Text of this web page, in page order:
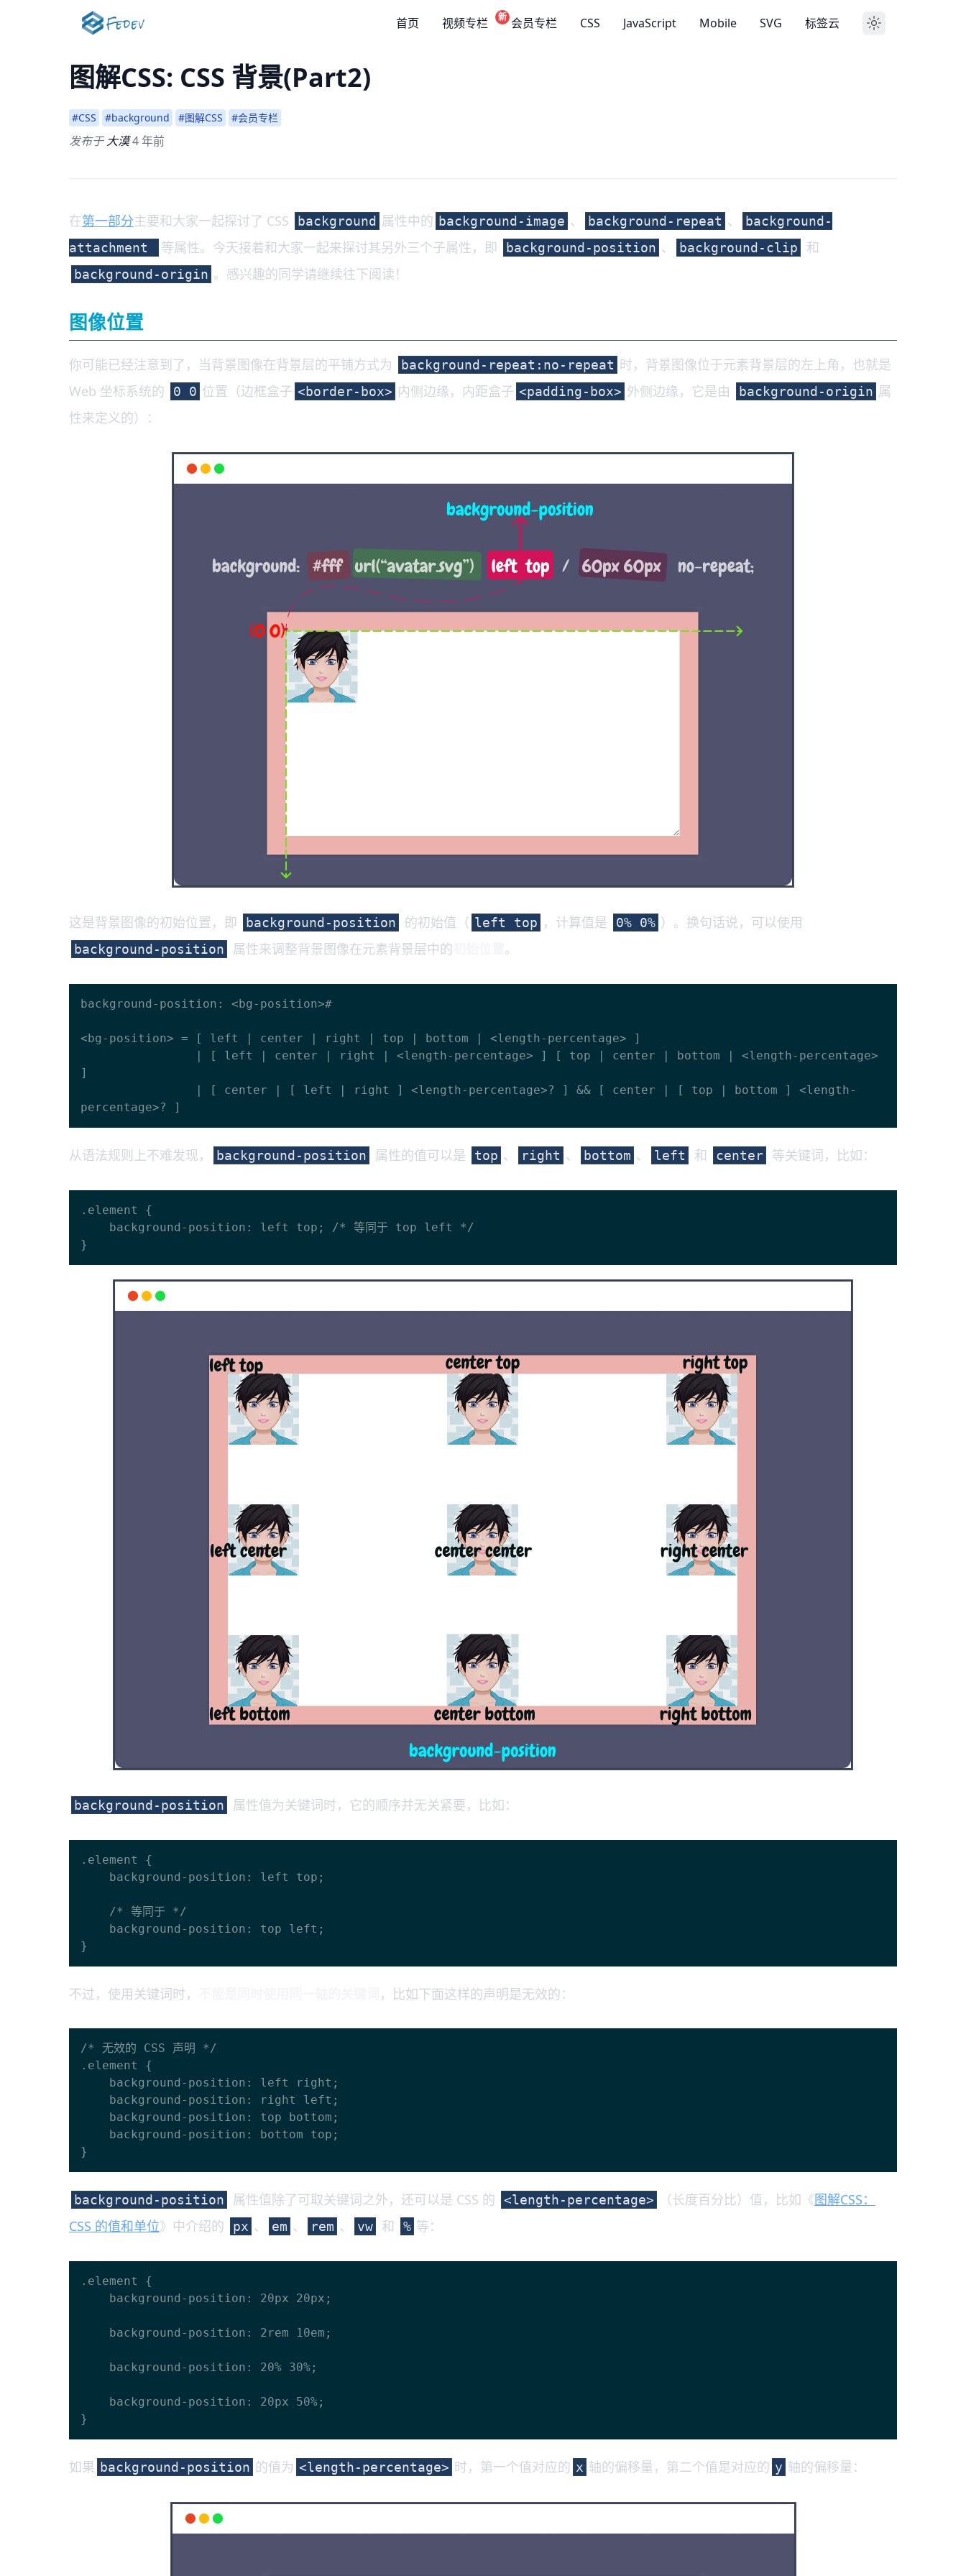
首页 视频专栏 新 会员专栏 CSS JavaScript Mobile SVG 标签云
图解CSS: CSS 背景(Part2)
#CSS #background #图解CSS #会员专栏
发布于大漠4 年前
在第一部分主要和大家一起探讨了 CSS background 属性中的 background-image 、 background-repeat 、
background-
attachment
等属性。今天接着和大家一起来探讨其另外三个子属性，即 background-position 、 background-clip 和
background-origin 。感兴趣的同学请继续往下阅读！
图像位置
你可能已经注意到了，当背景图像在背景层的平铺方式为 background-repeat:no-repeat 时，背景图像位于元素背景层的左上角，也就是
Web 坐标系统的
0 0 位置（边框盒子 <border-box> 内侧边缘，内距盒子 <padding-box> 外侧边缘，它是由 background-origin 属
性来定义的）：
这是背景图像的初始位置，即 background-position 的初始值（ left top ，计算值是 0% 0% ）。换句话说，可以使用
background-position 属性来调整背景图像在元素背景层中的 。
background-position: <bg-position>#
<bg-position> = [ left | center | right | top | bottom | <length-percentage> ]
]
从语法规则上不难发现， background-position 属性的值可以是 top 、 right 、 bottom 、 left 和 center 等关键词，比如：
.element {
background-position 属性值为关键词时，它的顺序并无关紧要，比如：
.element {
不过，使用关键词时， ，比如下面这样的声明是无效的：
/* 无效的 CSS 声明 */
.element {
background-position 属性值除了可取关键词之外，还可以是 CSS 的 <length-percentage> （长度百分比）值，比如《图解CSS：
CSS 的值和单位》中介绍的 px 、 em 、 rem 、 vw 和 % 等：
.element {
如果 background-position 的值为 <length-percentage> 时，第一个值对应的 x 轴的偏移量，第二个值是对应的 y 轴的偏移量：